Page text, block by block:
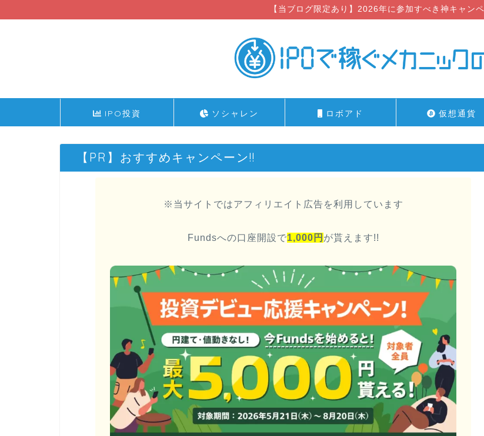
【当ブログ限定あり】2026年に参加すべき神キャン
IPO投資 ソシャレン ロボアド 仮想通貨
【PR】おすすめキャンペーン!!
※当サイトではアフィリエイト広告を利用しています
Fundsへの口座開設で1,000円 が貰えます!!